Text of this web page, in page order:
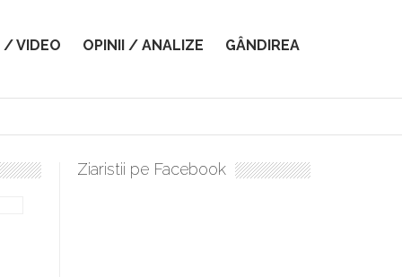
/ VIDEO OPINII / ANALIZE GÂNDIREA
Sculați, sculați, boieri mari! Sara Nukina are nevoie de ajutorul
Ziaristii pe Facebook